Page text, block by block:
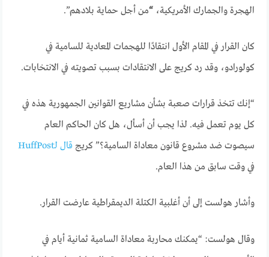
الهجرة والجمارك الأمريكية،“من أجل حماية بلادهم”.
كان القرار في المقام الأول انتقادًا للهجمات المعادية للسامية في
كولورادو، وقد رد كريج على الانتقادات بسبب تصويته في الانتخابات.
“إنك تتخذ قرارات صعبة بشأن مشاريع القوانين الجمهورية هذه في
كل يوم تعمل فيه. لذا يجب أن أسأل، هل كان الحاكم العام
سيصوت ضد مشروع قانون معاداة السامية؟” كريج قال لـHuffPost
في وقت سابق من هذا العام.
وأشار هولست إلى أن أغلبية الكتلة الديمقراطية عارضت القرار.
وقال هولست: “يمكنك محاربة معاداة السامية ثمانية أيام في